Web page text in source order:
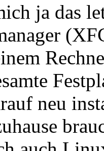
ja das
neu